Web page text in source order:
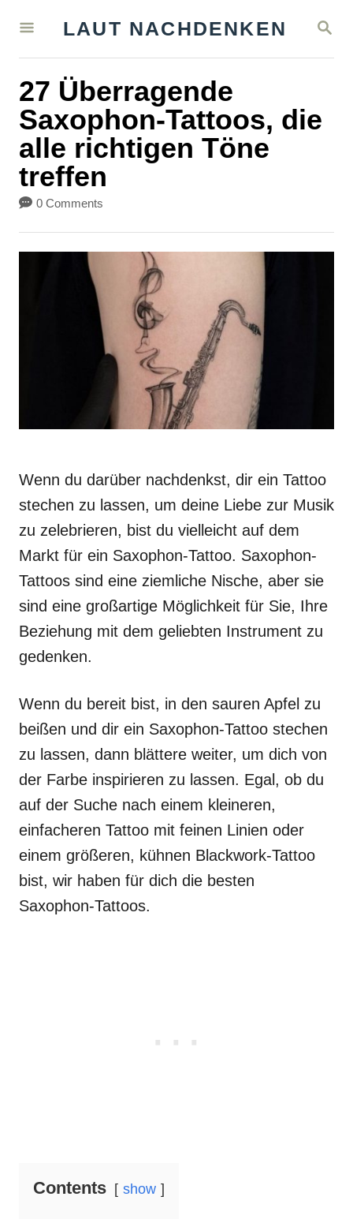
S
A
H
LAUT NACHDENKEN
27 Überragende
Saxophon-Tattoos, die
alle richtigen Töne
treffen
0 Comments
Wenn du darüber nachdenkst, dir ein Tattoo
stechen zu lassen, um deine Liebe zur Musik
zu zelebrieren, bist du vielleicht auf dem
Markt für ein Saxophon-Tattoo. Saxophon-
Tattoos sind eine ziemliche Nische, aber sie
sind eine großartige Möglichkeit für Sie, Ihre
Beziehung mit dem geliebten Instrument zu
gedenken.
Wenn du bereit bist, in den sauren Apfel zu
beißen und dir ein Saxophon-Tattoo stechen
zu lassen, dann blättere weiter, um dich von
der Farbe inspirieren zu lassen. Egal, ob du
auf der Suche nach einem kleineren,
einfacheren Tattoo mit feinen Linien oder
einem größeren, kühnen Blackwork-Tattoo
bist, wir haben für dich die besten
Saxophon-Tattoos.
Contents show